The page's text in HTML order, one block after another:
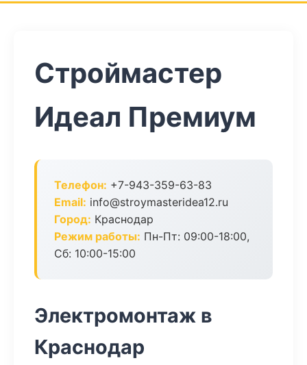
Строймастер
Идеал Премиум
Телефон: +7-943-359-63-83
Email: info@stroymasteridea12.ru
Город: Краснодар
Режим работы: Пн-Пт: 09:00-18:00,
Сб: 10:00-15:00
Электромонтаж в
Краснодар